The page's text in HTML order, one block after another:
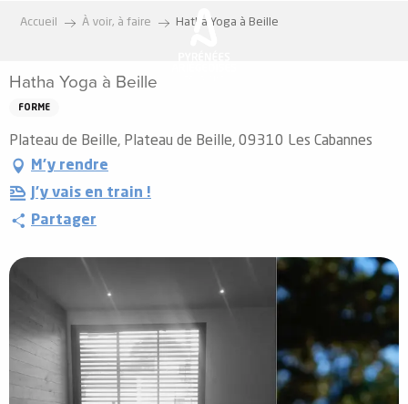
principal
Accueil À voir, à faire Hatha Yoga à Beille
Hatha Yoga à Beille
FORME
Plateau de Beille, Plateau de Beille, 09310 Les Cabannes
M'y rendre
J'y vais en train !
Partager